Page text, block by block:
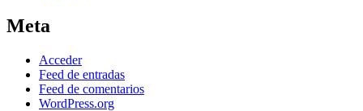
Meta
Acceder
Feed de entradas
Feed de comentarios
WordPress.org